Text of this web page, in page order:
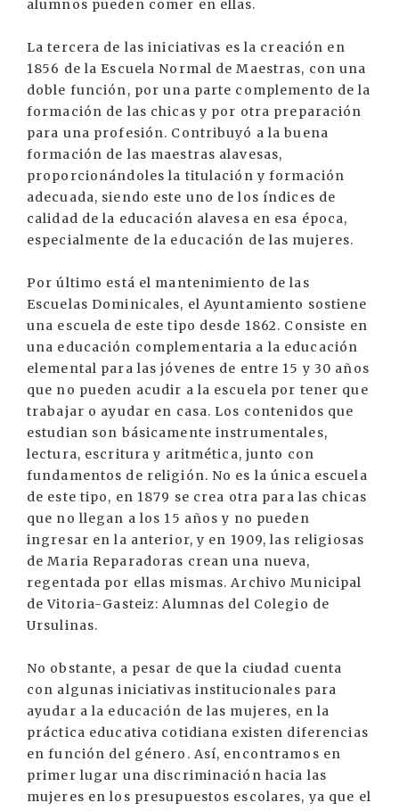
alumnos pueden comer en ellas.
La tercera de las iniciativas es la creación en
1856 de la Escuela Normal de Maestras, con una
doble función, por una parte complemento de la
formación de las chicas y por otra preparación
para una profesión. Contribuyó a la buena
formación de las maestras alavesas,
proporcionándoles la titulación y formación
adecuada, siendo este uno de los índices de
calidad de la educación alavesa en esa época,
especialmente de la educación de las mujeres.
Por último está el mantenimiento de las
Escuelas Dominicales, el Ayuntamiento sostiene
una escuela de este tipo desde 1862. Consiste en
una educación complementaria a la educación
elemental para las jóvenes de entre 15 y 30 años
que no pueden acudir a la escuela por tener que
trabajar o ayudar en casa. Los contenidos que
estudian son básicamente instrumentales,
lectura, escritura y aritmética, junto con
fundamentos de religión. No es la única escuela
de este tipo, en 1879 se crea otra para las chicas
que no llegan a los 15 años y no pueden
ingresar en la anterior, y en 1909, las religiosas
de Maria Reparadoras crean una nueva,
regentada por ellas mismas. Archivo Municipal
de Vitoria-Gasteiz: Alumnas del Colegio de
Ursulinas.
No obstante, a pesar de que la ciudad cuenta
con algunas iniciativas institucionales para
ayudar a la educación de las mujeres, en la
práctica educativa cotidiana existen diferencias
en función del género. Así, encontramos en
primer lugar una discriminación hacia las
mujeres en los presupuestos escolares, ya que el